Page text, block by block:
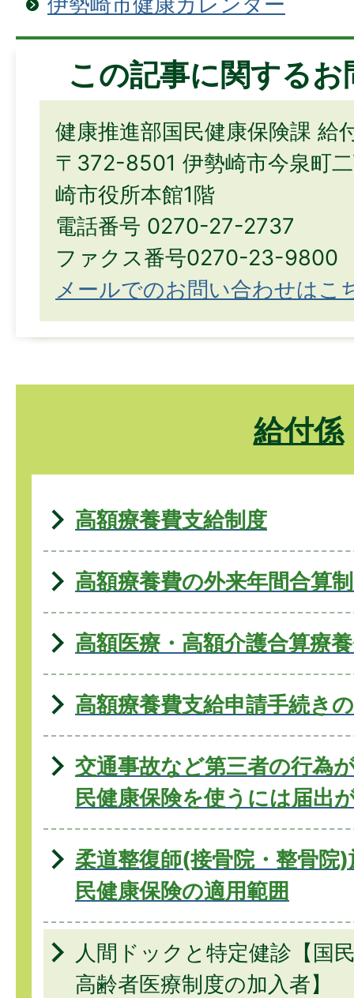
この記事に関する
健康推進部国民健康保険課 給
〒372-8501 伊勢崎市今泉町
崎市役所本館1階
電話番号 0270-27-2737
ファクス番号0270-23-9800
メールでのお問い合わせはこ
給付係
高額療養費支給制度
高額療養費の外来年間合算
高額医療・高額介護合算療
高額療養費支給申請手続き
交通事故など第三者の行為
民健康保険を使うには届出
柔道整復師(接骨院・整骨院
民健康保険の適用範囲
人間ドックと特定健診【国
高齢者医療制度の加入者】